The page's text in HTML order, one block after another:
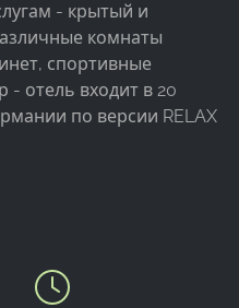
- крытый и
комнаты
спортивные
- отель входит в 20
по версии RELAX